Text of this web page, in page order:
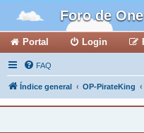
Foro de
Portal Login
FAQ
Índice general OP-PirateKing